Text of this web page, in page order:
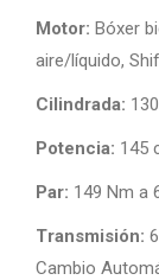
Motor: Bóxer
aire/líquido,
Cilindrada:
Potencia: 145
Par: 149 Nm a
Transmisión:
Cambio